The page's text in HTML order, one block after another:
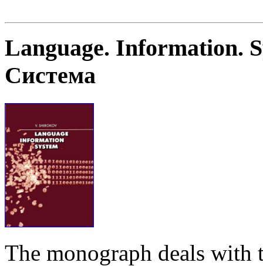
Language. Information.
Система
The monograph deals with